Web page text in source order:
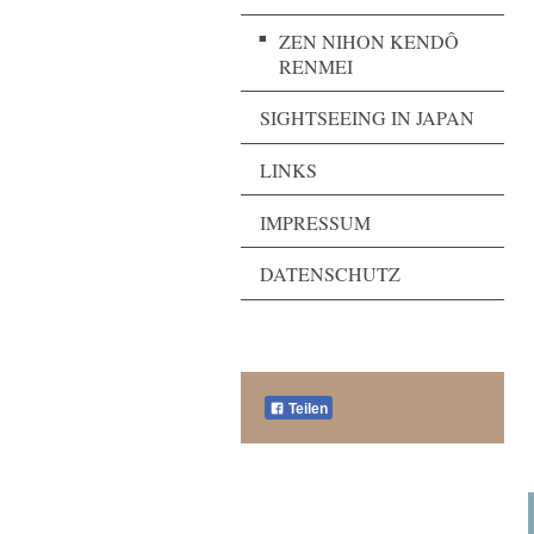
ZEN NIHON KENDÔ
RENMEI
SIGHTSEEING IN JAPAN
LINKS
IMPRESSUM
DATENSCHUTZ
Teilen